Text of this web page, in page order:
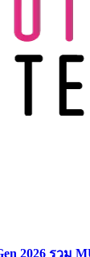
2026 รวม